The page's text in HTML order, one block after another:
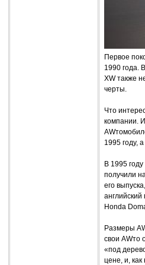
Первое
1990 года.
XW также
черты.
Что
компании.
1995 году,
В 1995
получили
его
Honda
Размеры
свои AWто
«под
цене, и,